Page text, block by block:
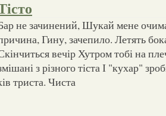
не зачинений, Шукай мене
Гину, зачепило. Летять
вечір Хутром тобі на
з різного тіста І "кухар"
триста. Чиста